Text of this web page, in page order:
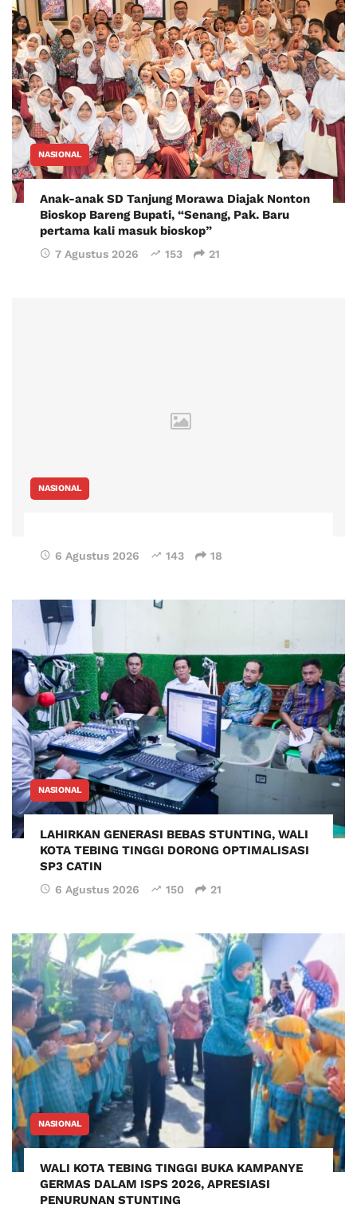
NASIONAL
Anak-anak SD Tanjung Morawa Diajak Nonton
Bioskop Bareng Bupati, “Senang, Pak. Baru
pertama kali masuk bioskop”
7 Agustus 2026 153 21
NASIONAL
6 Agustus 2026 143 18
NASIONAL
LAHIRKAN GENERASI BEBAS STUNTING, WALI
KOTA TEBING TINGGI DORONG OPTIMALISASI
SP3 CATIN
6 Agustus 2026 150 21
NASIONAL
WALI KOTA TEBING TINGGI BUKA KAMPANYE
GERMAS DALAM ISPS 2026, APRESIASI
PENURUNAN STUNTING